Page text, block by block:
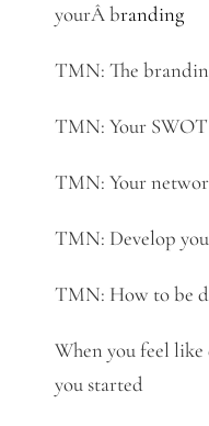
yourÂ branding
TMN: The
TMN: Your SWOT
TMN: Your
TMN: Develop
TMN: How to be
When you feel
you started